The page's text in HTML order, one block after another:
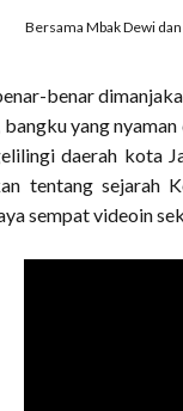
Bersama Mbak Dewi
benar
yang
daerah kota
tentang sejarah
sempat videoin